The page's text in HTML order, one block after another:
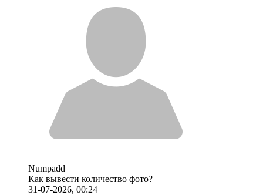
Numpadd
Как вывести количество фото?
31-07-2026, 00:24